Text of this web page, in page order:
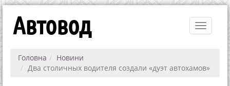
Toggle
Автовод
Головна
Новини
Два столичных водителя создали «дуэт автохамов»